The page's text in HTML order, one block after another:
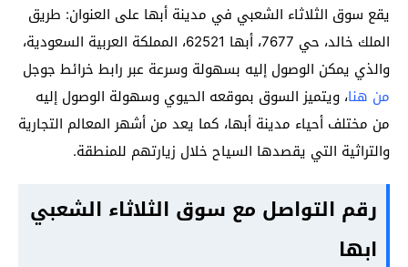
يقع سوق الثلاثاء الشعبي في مدينة أبها على العنوان: طريق
الملك خالد، حي 7677، أبها 62521، المملكة العربية السعودية،
والذي يمكن الوصول إليه بسهولة وسرعة عبر رابط خرائط جوجل
من هنا، ويتميز السوق بموقعه الحيوي وسهولة الوصول إليه
من مختلف أحياء مدينة أبها، كما يعد من أشهر المعالم التجارية
والتراثية التي يقصدها السياح خلال زيارتهم للمنطقة.
رقم التواصل مع سوق الثلاثاء الشعبي
ابها